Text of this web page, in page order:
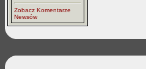
Zobacz Komentarze
Newsów